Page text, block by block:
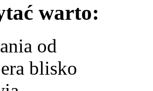
warto: